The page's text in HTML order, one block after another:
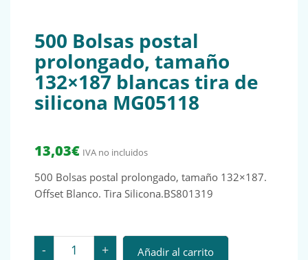
500 Bolsas postal
prolongado, tamaño
132×187 blancas tira de
silicona MG05118
13,03€ IVA no incluidos
500 Bolsas postal prolongado, tamaño 132×187.
Offset Blanco. Tira Silicona.BS801319
- 500 Bolsas postal prolongado, tamaño 132x187
+ Añadir al carrito